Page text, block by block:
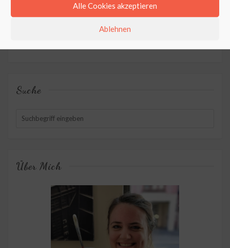
Alle Cookies akzeptieren
Ablehnen
meinen nächsten Kommentar speichern.
Suche
Über Mich